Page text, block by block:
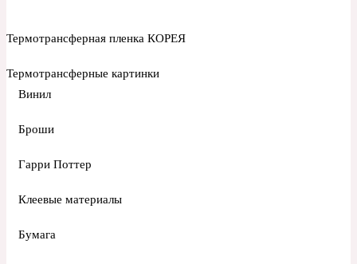
Термотрансферная пленка КОРЕЯ
Термотрансферные картинки
Винил
Броши
Гарри Поттер
Клеевые материалы
Бумага